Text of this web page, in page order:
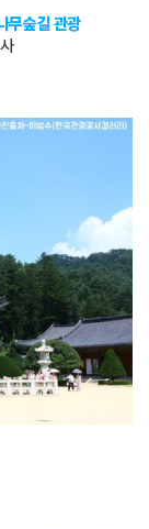
무숲길 관광